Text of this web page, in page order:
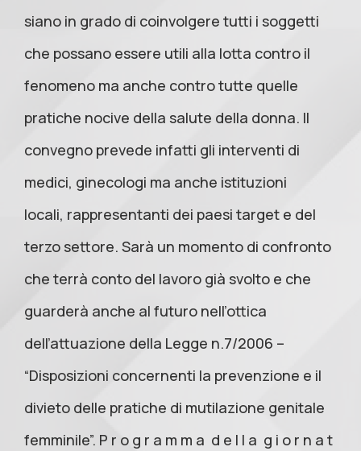
siano in grado di coinvolgere tutti i soggetti
che possano essere utili alla lotta contro il
fenomeno ma anche contro tutte quelle
pratiche nocive della salute della donna. Il
convegno prevede infatti gli interventi di
medici, ginecologi ma anche istituzioni
locali, rappresentanti dei paesi target e del
terzo settore. Sarà un momento di confronto
che terrà conto del lavoro già svolto e che
guarderà anche al futuro nell’ottica
dell’attuazione della Legge n.7/2006 –
“Disposizioni concernenti la prevenzione e il
divieto delle pratiche di mutilazione genitale
femminile”. P r o g r a m m a d e l l a g i o r n a t